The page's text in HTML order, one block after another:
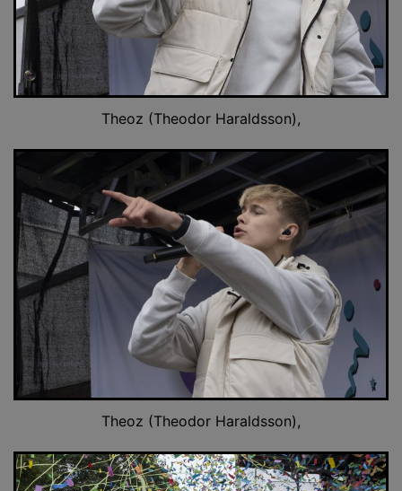
Theoz (Theodor Haraldsson),
Theoz (Theodor Haraldsson),